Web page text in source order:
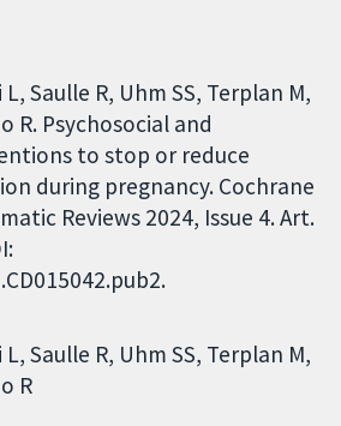
Saulle R, Uhm SS, Terplan M,
R. Psychosocial and
to stop or reduce
during pregnancy. Cochrane
Reviews 2024, Issue 4. Art.
L Saulle R Uhm SS Terplan M
R